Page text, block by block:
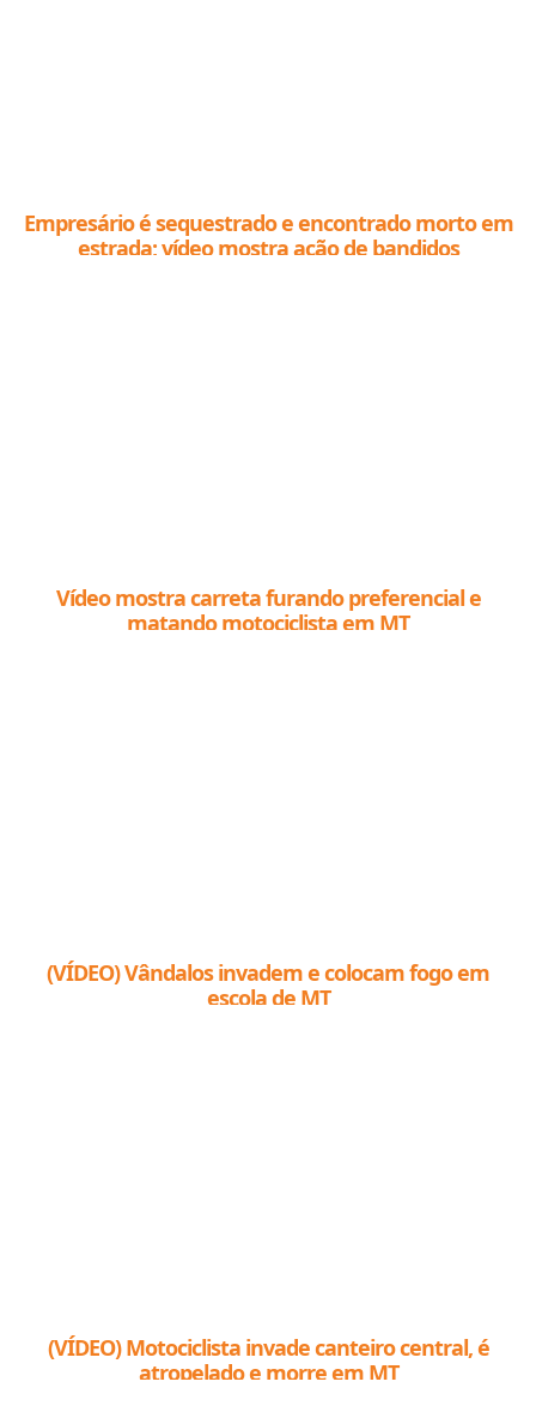
Empresário é sequestrado e encontrado morto em
estrada; vídeo mostra ação de bandidos
Vídeo mostra carreta furando preferencial e
matando motociclista em MT
(VÍDEO) Vândalos invadem e colocam fogo em
escola de MT
(VÍDEO) Motociclista invade canteiro central, é
atropelado e morre em MT